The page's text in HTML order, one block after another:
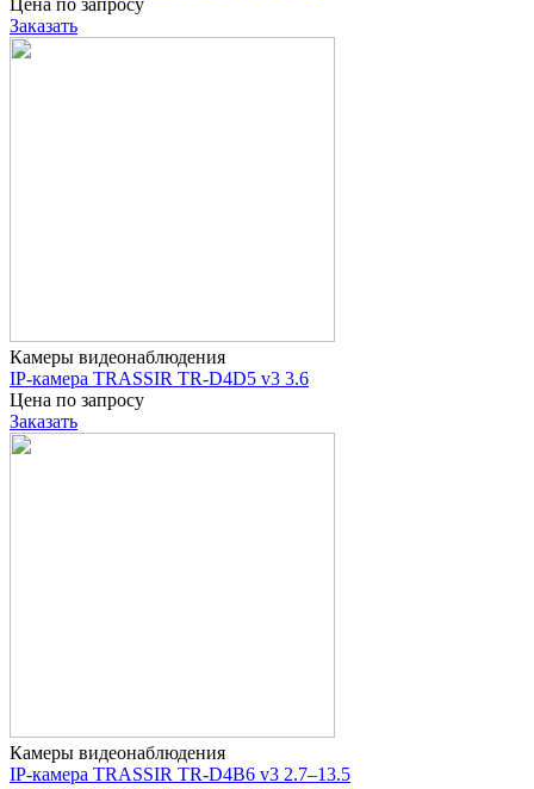
Цена по запросу
Заказать
Камеры видеонаблюдения
IP-камера TRASSIR TR-D4D5 v3 3.6
Цена по запросу
Заказать
Камеры видеонаблюдения
IP-камера TRASSIR TR-D4B6 v3 2.7–13.5